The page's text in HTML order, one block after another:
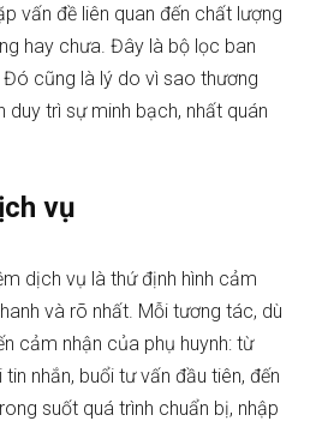
vấn đề liên quan đến chất lượng
hay chưa. Đây là bộ lọc ban
Đó cũng là lý do vì sao thương
duy trì sự minh bạch, nhất quán
vụ
dịch vụ là thứ định hình cảm
và rõ nhất. Mỗi tương tác, dù
cảm nhận của phụ huynh: từ
nhắn, buổi tư vấn đầu tiên, đến
suốt quá trình chuẩn bị, nhập